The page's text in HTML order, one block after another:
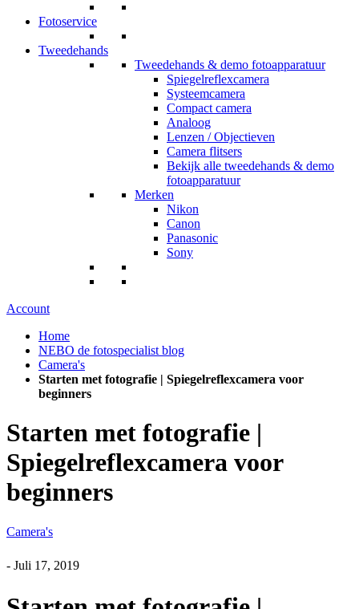
Fotoservice
Tweedehands
Tweedehands & demo fotoapparatuur
Spiegelreflexcamera
Systeemcamera
Compact camera
Analoog
Lenzen / Objectieven
Camera flitsers
Bekijk alle tweedehands & demo
fotoapparatuur
Merken
Nikon
Canon
Panasonic
Sony
Account
Home
NEBO de fotospecialist blog
Camera's
Starten met fotografie | Spiegelreflexcamera voor
beginners
Starten met fotografie |
Spiegelreflexcamera voor
beginners
Camera's
- Juli 17, 2019